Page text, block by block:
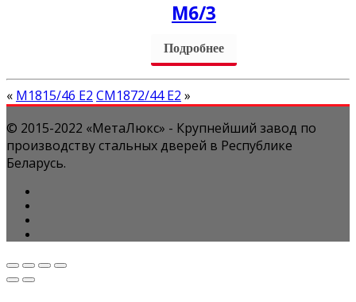
М6/3
Подробнее
« М1815/46 Е2 СМ1872/44 Е2 »
© 2015-2022 «МетаЛюкс» - Крупнейший завод по
производству стальных дверей в Республике
Беларусь.